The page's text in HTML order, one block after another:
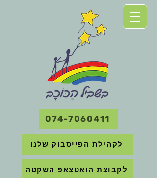
074-7060411
לקהילת הפייסבוק שלנו
לקבוצת הואטצאפ השקטה